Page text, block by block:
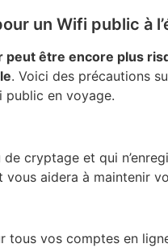
un Wifi public à
peut être encore plus
. Voici des précautions
public en voyage.
cryptage et qui
aidera à maintenir
tous vos comptes en